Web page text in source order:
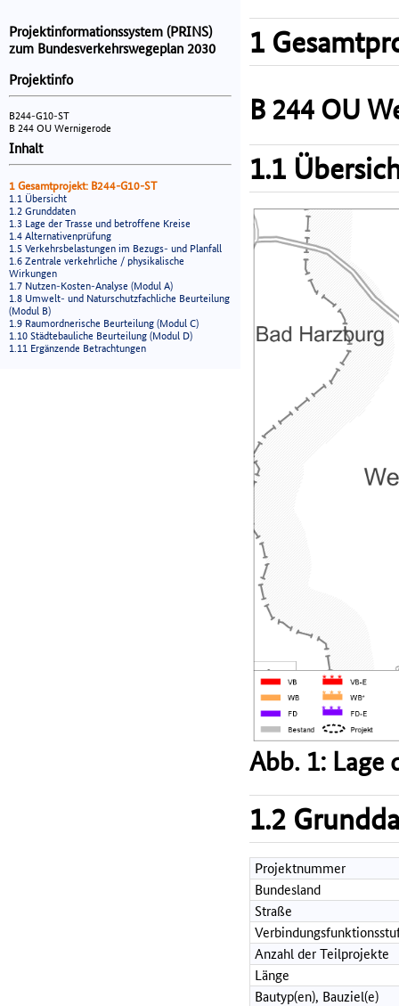
Projektinformationssystem (PRINS)
zum Bundesverkehrswegeplan 2030
Projektinfo
B244-G10-ST
B 244 OU Wernigerode
Inhalt
1 Gesamtprojekt: B244-G10-ST
1.1 Übersicht
1.2 Grunddaten
1.3 Lage der Trasse und betroffene Kreise
1.4 Alternativenprüfung
1.5 Verkehrsbelastungen im Bezugs- und Planfall
1.6 Zentrale verkehrliche / physikalische
Wirkungen
1.7 Nutzen-Kosten-Analyse (Modul A)
1.8 Umwelt- und Naturschutzfachliche Beurteilung
(Modul B)
1.9 Raumordnerische Beurteilung (Modul C)
1.10 Städtebauliche Beurteilung (Modul D)
1.11 Ergänzende Betrachtungen
1
B 244 OU
1.1
Abb. 1: Lage
1.2
Projektnummer
Bundesland
Straße
Anzahl der Teilprojekte
Länge
Bautyp(en), Bauziel(e)